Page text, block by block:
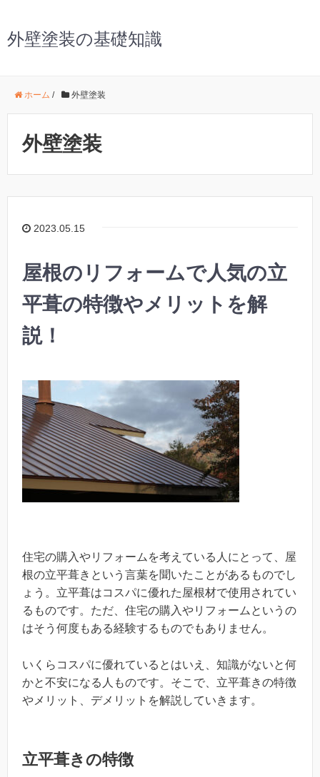
外壁塗装の基礎知識
ホーム / 外壁塗装
外壁塗装
2023.05.15
屋根のリフォームで人気の立
平葺の特徴やメリットを解
説！
住宅の購入やリフォームを考えている人にとって、屋
根の立平葺きという言葉を聞いたことがあるものでし
ょう。立平葺はコスパに優れた屋根材で使用されてい
るものです。ただ、住宅の購入やリフォームというの
はそう何度もある経験するものでもありません。
いくらコスパに優れているとはいえ、知識がないと何
かと不安になる人ものです。そこで、立平葺きの特徴
やメリット、デメリットを解説していきます。
立平葺きの特徴